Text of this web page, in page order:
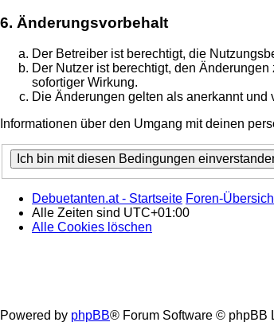
6. Änderungsvorbehalt
Der Betreiber ist berechtigt, die
Der Nutzer ist berechtigt, den
sofortiger Wirkung.
Die Änderungen gelten als anerkannt
Informationen über den Umgang mit deinen
Debuetanten.at - Startseite Foren-
Alle Zeiten sind UTC+01:00
Alle Cookies löschen
Powered by phpBB® Forum Software © phpBB